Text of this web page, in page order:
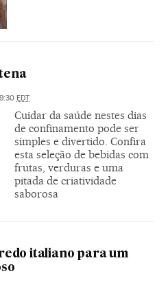
EDT
Cuidar da saúde nestes dias
de confinamento pode ser
simples e divertido. Confira
esta seleção de bebidas com
frutas, verduras e uma
pitada de criatividade
saborosa
italiano para um